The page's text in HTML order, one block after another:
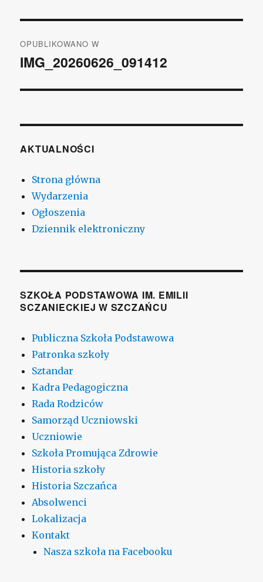
wpisu
OPUBLIKOWANO W
IMG_20260626_091412
AKTUALNOŚCI
Strona główna
Wydarzenia
Ogłoszenia
Dziennik elektroniczny
SZKOŁA PODSTAWOWA IM. EMILII
SCZANIECKIEJ W SZCZAŃCU
Publiczna Szkoła Podstawowa
Patronka szkoły
Sztandar
Kadra Pedagogiczna
Rada Rodziców
Samorząd Uczniowski
Uczniowie
Szkoła Promująca Zdrowie
Historia szkoły
Historia Szczańca
Absolwenci
Lokalizacja
Kontakt
Nasza szkoła na Facebooku